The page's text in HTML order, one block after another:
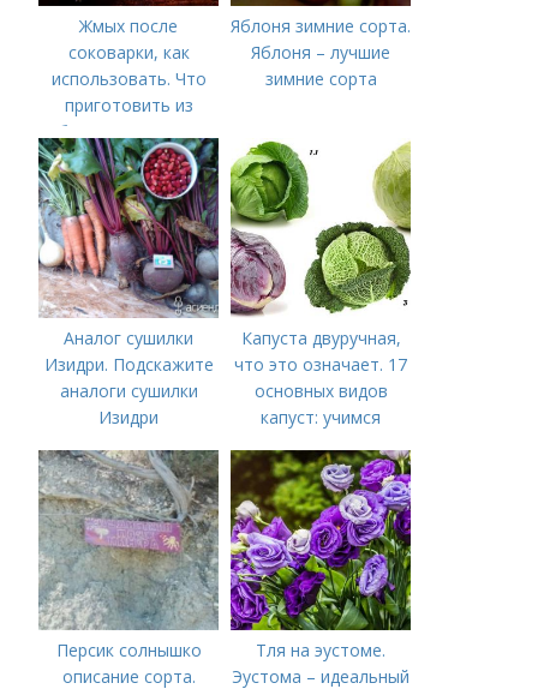
Жмых после
соковарки, как
использовать. Что
приготовить из
яблочного пюре от
сока после
соковарки,
соковыжималки.
Рецепты пошагово
Яблоня зимние сорта.
Яблоня – лучшие
зимние сорта
Аналог сушилки
Изидри. Подскажите
аналоги сушилки
Изидри
Капуста двуручная,
что это означает. 17
основных видов
капуст: учимся
Персик солнышко
описание сорта.
Тля на эустоме.
Эустома – идеальный